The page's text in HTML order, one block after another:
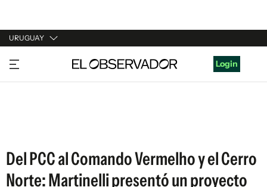
URUGUAY
URUGUAY
ARGENTINA
Login
Del PCC al Comando Vermelho y el Cerro
Norte: Martinelli presentó un proyecto